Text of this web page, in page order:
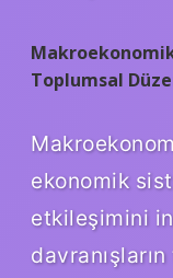
Toplumsal
ekonomik
etkileşimini